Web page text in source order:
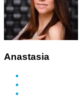
Anastasia